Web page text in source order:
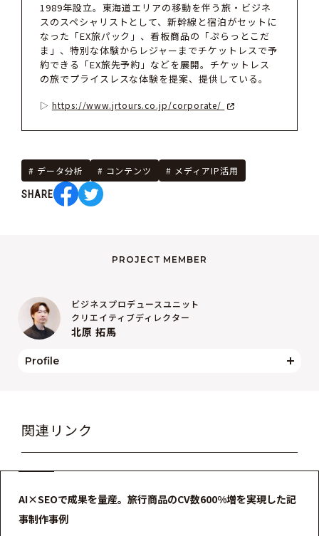
1989年設立。東海道エリアの移動を伴う旅・ビジネ
スのスペシャリストとして、新幹線と宿泊がセットに
なった「EX旅パック」、看板商品の「ぷらっとこだ
ま」、特別な体験からレジャーまでチケットレスで予
約できる「EX旅先予約」などを展開。チケットレス
の旅でプライスレスな体験を提案、提供している。
https://www.jrtours.co.jp/corporate/
データ分析 コンテンツ メディアIP活用
SHARE
PROJECT MEMBER
ビジネスプロデュースユニット
クリエイティブディレクター
北原 拓馬
Profile
関連リンク
AI×SEOで成果を量産。旅行商品のCV数600%増を実現した記
事制作事例